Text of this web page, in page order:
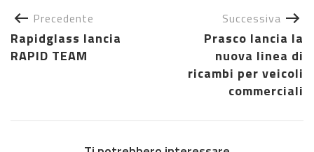
Precedente
Rapidglass lancia
RAPID TEAM
Successiva
Prasco lancia la
nuova linea di
ricambi per veicoli
commerciali